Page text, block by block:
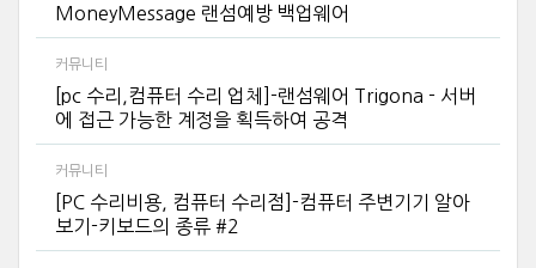
MoneyMessage 랜섬예방 백업웨어
커뮤니티
[pc 수리,컴퓨터 수리 업체]-랜섬웨어 Trigona - 서버
에 접근 가능한 계정을 획득하여 공격
커뮤니티
[PC 수리비용, 컴퓨터 수리점]-컴퓨터 주변기기 알아
보기-키보드의 종류 #2